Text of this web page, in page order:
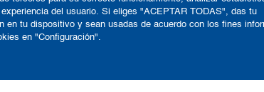
del usuario. Si eliges "ACEPTAR TODAS", das tu
en tu dispositivo y sean usadas de acuerdo con los fines
en "Configuración".